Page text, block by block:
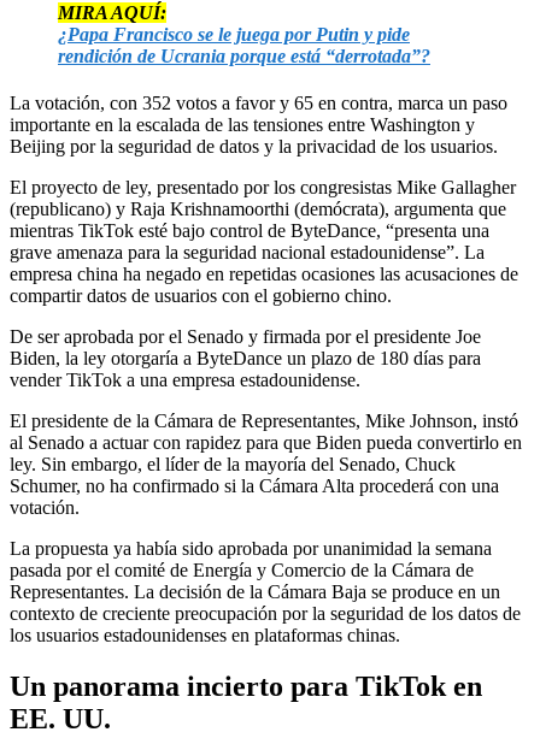
MIRA AQUÍ:
¿Papa Francisco se le juega por Putin y pide
rendición de Ucrania porque está “derrotada”?
La votación, con 352 votos a favor y 65 en contra, marca un paso
importante en la escalada de las tensiones entre Washington y
Beijing por la seguridad de datos y la privacidad de los usuarios.
El proyecto de ley, presentado por los congresistas Mike Gallagher
(republicano) y Raja Krishnamoorthi (demócrata), argumenta que
mientras TikTok esté bajo control de ByteDance, “presenta una
grave amenaza para la seguridad nacional estadounidense”. La
empresa china ha negado en repetidas ocasiones las acusaciones de
compartir datos de usuarios con el gobierno chino.
De ser aprobada por el Senado y firmada por el presidente Joe
Biden, la ley otorgaría a ByteDance un plazo de 180 días para
vender TikTok a una empresa estadounidense.
El presidente de la Cámara de Representantes, Mike Johnson, instó
al Senado a actuar con rapidez para que Biden pueda convertirlo en
ley. Sin embargo, el líder de la mayoría del Senado, Chuck
Schumer, no ha confirmado si la Cámara Alta procederá con una
votación.
La propuesta ya había sido aprobada por unanimidad la semana
pasada por el comité de Energía y Comercio de la Cámara de
Representantes. La decisión de la Cámara Baja se produce en un
contexto de creciente preocupación por la seguridad de los datos de
los usuarios estadounidenses en plataformas chinas.
Un panorama incierto para TikTok en
EE. UU.